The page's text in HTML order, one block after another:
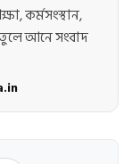
কর্মসংস্থান,
তুলে আনে সংবাদ